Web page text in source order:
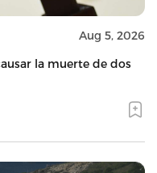
Aug 5, 2026
la muerte de dos